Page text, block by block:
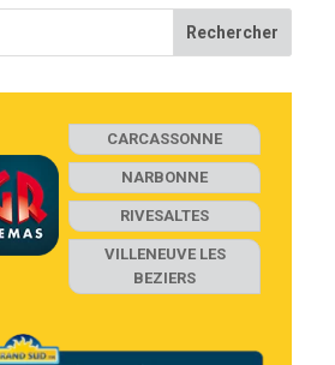
CARCASSONNE
NARBONNE
RIVESALTES
VILLENEUVE LES
BEZIERS